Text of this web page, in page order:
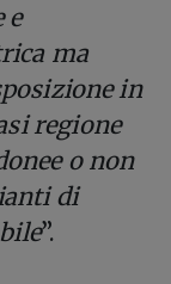
e
ma
in
regione
o non
di
”.